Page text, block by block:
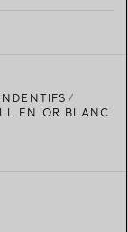
EN OR BLANC